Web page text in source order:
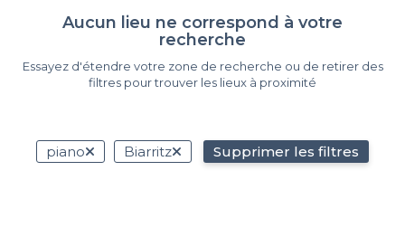
Aucun lieu ne correspond à votre
recherche
Essayez d'étendre votre zone de recherche ou de retirer des
filtres pour trouver les lieux à proximité
piano Biarritz Supprimer les filtres